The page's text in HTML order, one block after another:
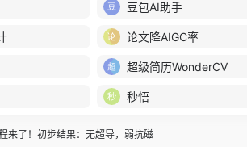
豆包AI助手
论文降AIGC率
超级简历WonderCV
秒悟
来了！初步结果：无超导，弱抗磁